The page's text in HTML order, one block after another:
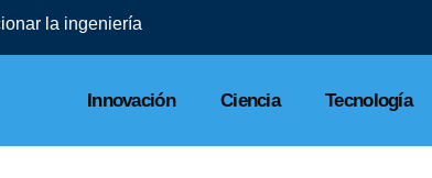
Finsus refuerza
Innovación Ciencia Tecnología